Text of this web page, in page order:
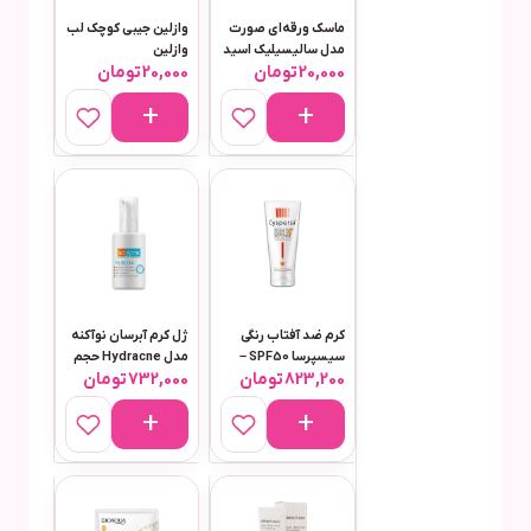
ماسک ورقه‌ای صورت
مدل سالیسیلیک اسید
20,000تومان
وازلین جیبی کوچک لب
وازلین
20,000تومان
کرم ضد آفتاب رنگی
سیسپرسا SPF50 –
حجم ۵۰ میلی‌لیتر
823,200تومان
ژل کرم آبرسان نوآکنه
مدل Hydracne حجم
80 میلی‌لیتر
732,000تومان